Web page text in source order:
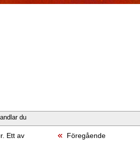
du
Ett av
Föregående